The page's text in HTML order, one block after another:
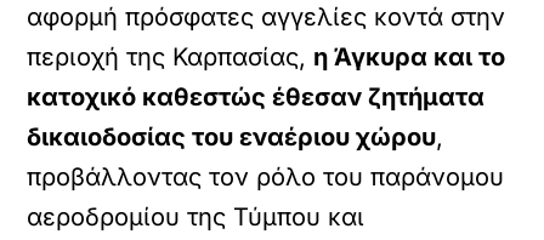
αφορμή πρόσφατες αγγελίες κοντά στην
περιοχή της Καρπασίας, η Άγκυρα και το
κατοχικό καθεστώς έθεσαν ζητήματα
δικαιοδοσίας του εναέριου χώρου,
προβάλλοντας τον ρόλο του παράνομου
αεροδρομίου της Τύμπου και